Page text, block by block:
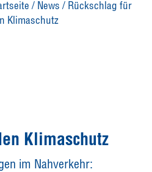
/ News / Rückschlag für
Klimaschutz
Klimaschutz
im Nahverkehr: